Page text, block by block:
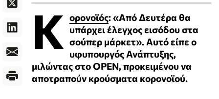
Κ ορονοϊός: «Από Δευτέρα θα
υπάρχει έλεγχος εισόδου στα
σούπερ μάρκετ». Αυτό είπε ο
υφυπουργός Ανάπτυξης,
μιλώντας στο OPEN, προκειμένου να
αποτραπούν κρούσματα κορονοϊού.